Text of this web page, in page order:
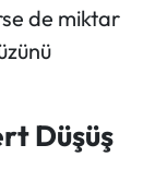
de miktar
Düşüş